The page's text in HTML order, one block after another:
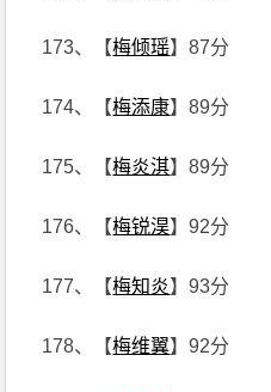
173、【梅倾瑶】87分
174、【梅添康】89分
175、【梅炎淇】89分
176、【梅锐淏】92分
177、【梅知炎】93分
178、【梅维翼】92分